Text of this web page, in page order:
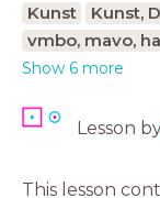
Kunst Kunst,
vmbo, mavo,
Show 6 more
Lesson
This lesson